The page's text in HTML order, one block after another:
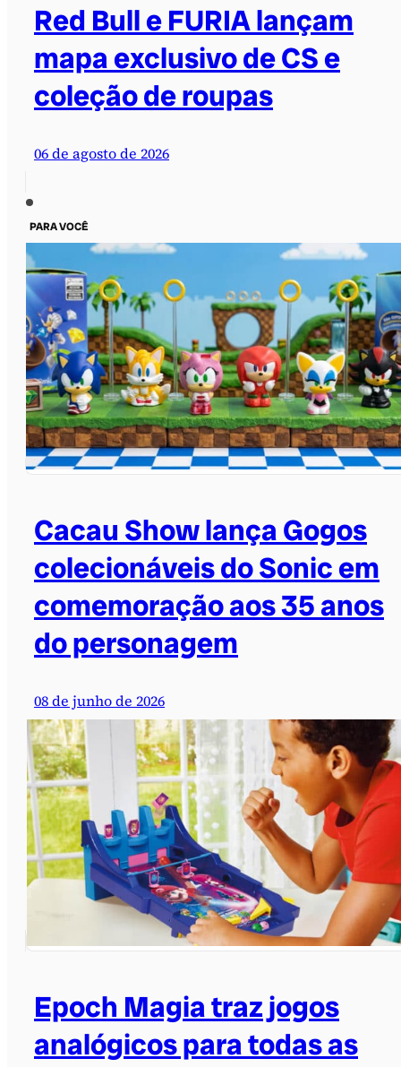
Red Bull e FURIA lançam
mapa exclusivo de CS e
coleção de roupas
06 de agosto de 2026
PARA VOCÊ
Cacau Show lança Gogos
colecionáveis do Sonic em
comemoração aos 35 anos
do personagem
08 de junho de 2026
Epoch Magia traz jogos
analógicos para todas as